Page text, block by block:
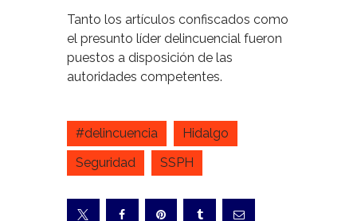
Tanto los artículos confiscados como
el presunto líder delincuencial fueron
puestos a disposición de las
autoridades competentes.
#delincuencia
Hidalgo
Seguridad
SSPH